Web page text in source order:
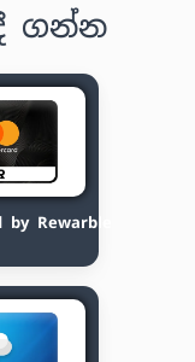
ගන්න
by Rewarble